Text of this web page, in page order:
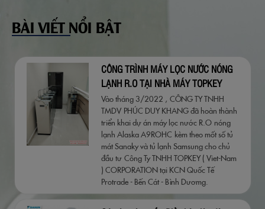
BÀI VIẾT NỔI BẬT
CÔNG TRÌNH MÁY LỌC NƯỚC NÓNG
LẠNH R.O TẠI NHÀ MÁY TOPKEY
BẾN CÁT-BÌNH DƯƠNG
Vào tháng 3/2022 , CÔNG TY TNHH
TMDV PHÚC DUY KHANG đã hoàn thành
triển khai dự án máy lọc nước R.O nóng
lạnh Alaska A9ROHC kèm theo mốt số tủ
mát Sanaky và tủ lạnh Samsung cho chủ
đầu tư Công Ty TNHH TOPKEY ( Viet-Nam
) CORPORATION tại KCN Quốc Tế
Protrade - Bến Cát - Bình Dươmg.